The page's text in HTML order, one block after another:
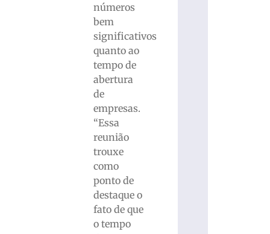
números
bem
significativos
quanto ao
tempo de
abertura
de
empresas.
“Essa
reunião
trouxe
como
ponto de
destaque o
fato de que
o tempo